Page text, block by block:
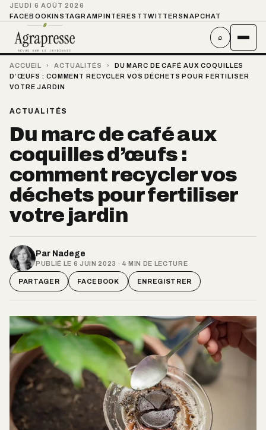
JEUDI 6 AOÛT 2026
FACEBOOKINSTAGRAMPINTEREST TWITTER SNAPCHAT
⌕
ACCUEIL › ACTUALITÉS ›
DU MARC DE CAFÉ AUX COQUILLES
D’ŒUFS : COMMENT RECYCLER VOS DÉCHETS POUR FERTILISER
VOTRE JARDIN
ACTUALITÉS
Du marc de café aux
coquilles d’œufs :
comment recycler vos
déchets pour fertiliser
votre jardin
Par Nadege
PUBLIÉ LE 6 JUIN 2023 · 4 MIN DE LECTURE
PARTAGER FACEBOOK ENREGISTRER